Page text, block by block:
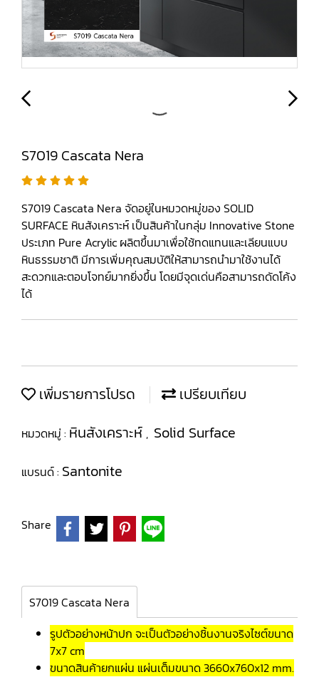
S7019 Cascata Nera
S7019 Cascata Nera จัดอยู่ในหมวดหมู่ของ SOLID
SURFACE หินสังเคราะห์ เป็นสินค้าในกลุ่ม Innovative Stone
ประเภท Pure Acrylic ผลิตขึ้นมาเพื่อใช้ทดแทนและเลียนแบบ
หินธรรมชาติ มีการเพิ่มคุณสมบัติให้สามารถนำมาใช้งานได้
สะดวกและตอบโจทย์มากยิ่งขึ้น โดยมีจุดเด่นคือสามารถดัดโค้ง
ได้
เพิ่มรายการโปรด เปรียบเทียบ
หมวดหมู่ : หินสังเคราะห์ , Solid Surface
แบรนด์ : Santonite
Share
S7019 Cascata Nera
รูปตัวอย่างหน้าปก จะเป็นตัวอย่างชิ้นงานจริงไซต์ขนาด
7x7 cm
ขนาดสินค้ายกแผ่น แผ่นเต็มขนาด 3660x760x12 mm.